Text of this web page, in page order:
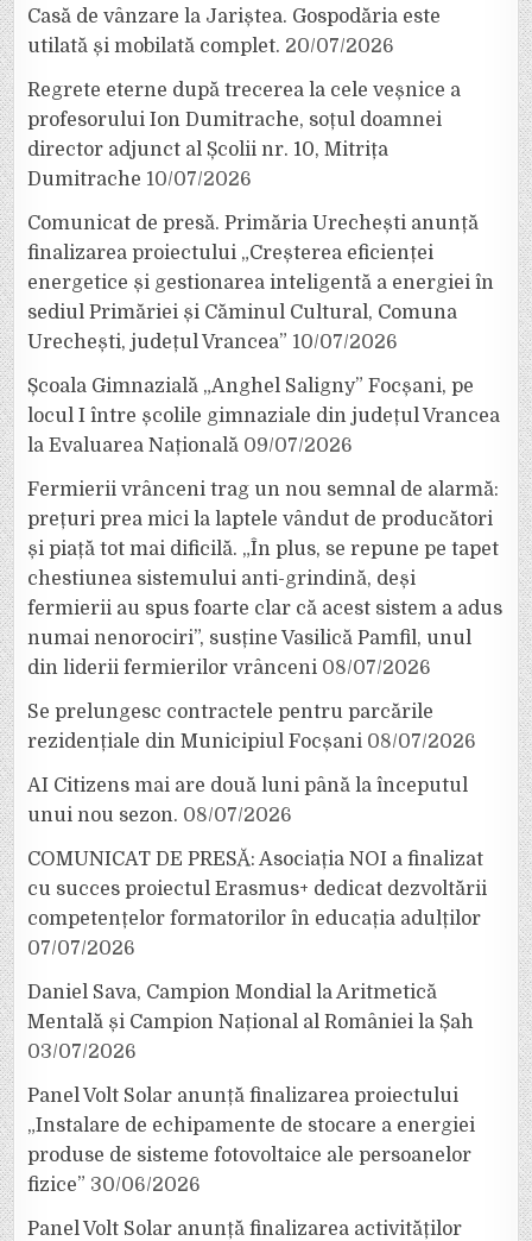
Casă de vânzare la Jariștea. Gospodăria este
utilată și mobilată complet. 20/07/2026
Regrete eterne după trecerea la cele veșnice a
profesorului Ion Dumitrache, soțul doamnei
director adjunct al Școlii nr. 10, Mitrița
Dumitrache 10/07/2026
Comunicat de presă. Primăria Urechești anunță
finalizarea proiectului „Creșterea eficienței
energetice și gestionarea inteligentă a energiei în
sediul Primăriei și Căminul Cultural, Comuna
Urechești, județul Vrancea” 10/07/2026
Școala Gimnazială „Anghel Saligny” Focșani, pe
locul I între școlile gimnaziale din județul Vrancea
la Evaluarea Națională 09/07/2026
Fermierii vrânceni trag un nou semnal de alarmă:
prețuri prea mici la laptele vândut de producători
și piață tot mai dificilă. „În plus, se repune pe tapet
chestiunea sistemului anti-grindină, deși
fermierii au spus foarte clar că acest sistem a adus
numai nenorociri”, susține Vasilică Pamfil, unul
din liderii fermierilor vrânceni 08/07/2026
Se prelungesc contractele pentru parcările
rezidențiale din Municipiul Focșani 08/07/2026
AI Citizens mai are două luni până la începutul
unui nou sezon. 08/07/2026
COMUNICAT DE PRESĂ: Asociația NOI a finalizat
cu succes proiectul Erasmus+ dedicat dezvoltării
competențelor formatorilor în educația adulților
07/07/2026
Daniel Sava, Campion Mondial la Aritmetică
Mentală și Campion Național al României la Șah
03/07/2026
Panel Volt Solar anunță finalizarea proiectului
„Instalare de echipamente de stocare a energiei
produse de sisteme fotovoltaice ale persoanelor
fizice” 30/06/2026
Panel Volt Solar anunță finalizarea activităților